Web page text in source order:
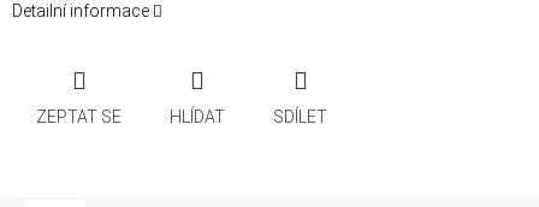
Detailní informace
ZEPTAT SE HLÍDAT SDÍLET